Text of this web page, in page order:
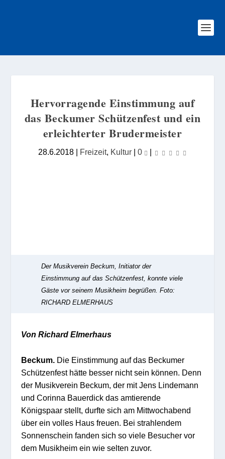
Hervorragende Einstimmung auf
das Beckumer Schützenfest und ein
erleichterter Brudermeister
28.6.2018 | Freizeit, Kultur | 0 |
Der Musikverein Beckum, Initiator der
Einstimmung auf das Schützenfest, konnte viele
Gäste vor seinem Musikheim begrüßen. Foto:
RICHARD ELMERHAUS
Von Richard Elmerhaus
Beckum. Die Einstimmung auf das Beckumer
Schützenfest hätte besser nicht sein können. Denn
der Musikverein Beckum, der mit Jens Lindemann
und Corinna Bauerdick das amtierende
Königspaar stellt, durfte sich am Mittwochabend
über ein volles Haus freuen. Bei strahlendem
Sonnenschein fanden sich so viele Besucher vor
dem Musikheim ein wie selten zuvor.